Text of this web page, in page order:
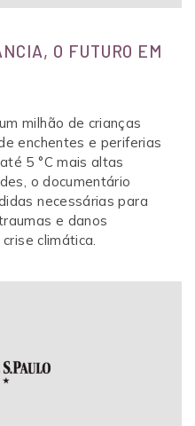
O FUTURO EM
milhão de crianças
enchentes e periferias
5 °C mais altas
o documentário
necessárias para
e danos
climática.